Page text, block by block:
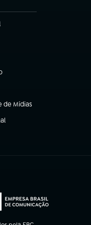
aba)
aba)
de Mídias
aba)